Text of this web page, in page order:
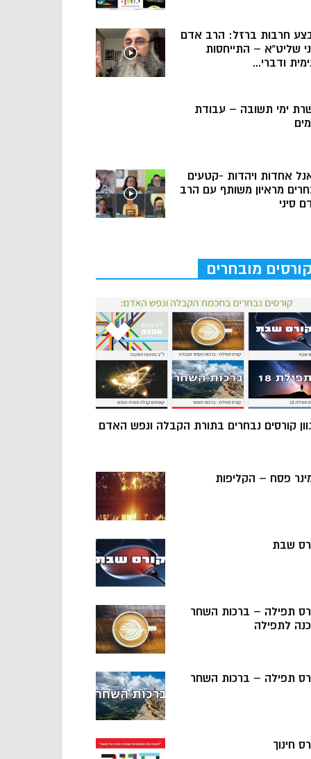
חרבות ברזל: הרב אדם
שליט”א – התייחסות
ודברי...
ימי תשובה – עבודת
אחדות ויהדות -קטעים
מראיון משותף עם הרב
סיני
קורסים מובחרים
קורסים נבחרים בתורת הקבלה ונפש האדם
פסח – הקליפות
שבת
תפילה – ברכות השחר
לתפילה
תפילה – ברכות השחר
חינוך